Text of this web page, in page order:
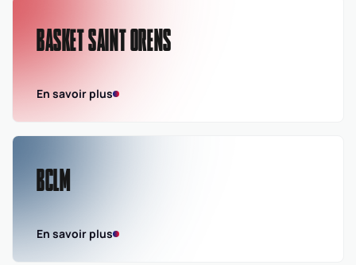
BASKET SAINT ORENS
En savoir plus
BCLM
En savoir plus